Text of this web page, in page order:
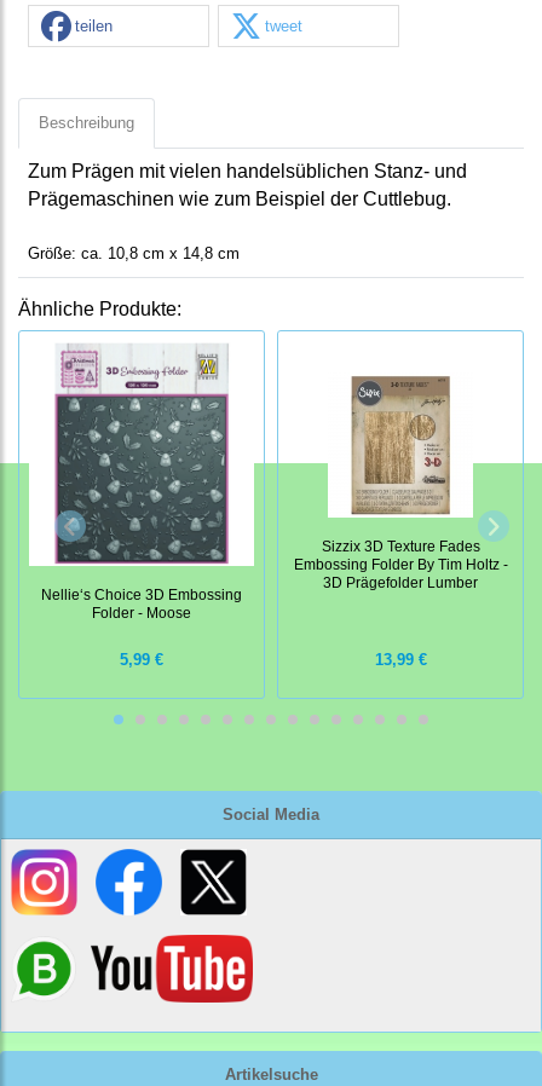
Social Media
Artikelsuche
teilen tweet
Beschreibung
Zum Prägen mit vielen handelsüblichen Stanz- und
Prägemaschinen wie zum Beispiel der Cuttlebug.
Größe: ca. 10,8 cm x 14,8 cm
Ähnliche Produkte:
Nellie‘s Choice 3D Embossing
Folder - Moose
5,99 €
Sizzix 3D Texture Fades
Embossing Folder By Tim Holtz -
3D Prägefolder Lumber
13,99 €